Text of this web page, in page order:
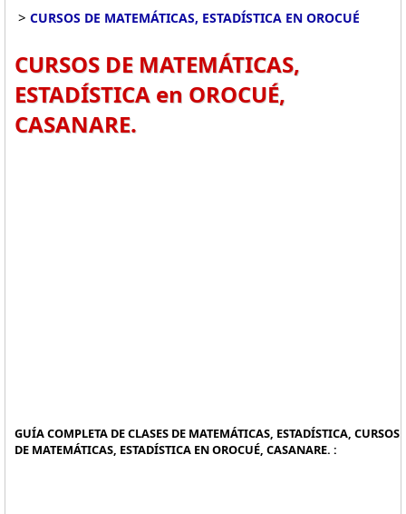
> CURSOS DE MATEMÁTICAS, ESTADÍSTICA EN OROCUÉ
CURSOS DE MATEMÁTICAS,
ESTADÍSTICA en OROCUÉ,
CASANARE.
GUÍA COMPLETA DE CLASES DE MATEMÁTICAS, ESTADÍSTICA, CURSOS
DE MATEMÁTICAS, ESTADÍSTICA EN OROCUÉ, CASANARE. :